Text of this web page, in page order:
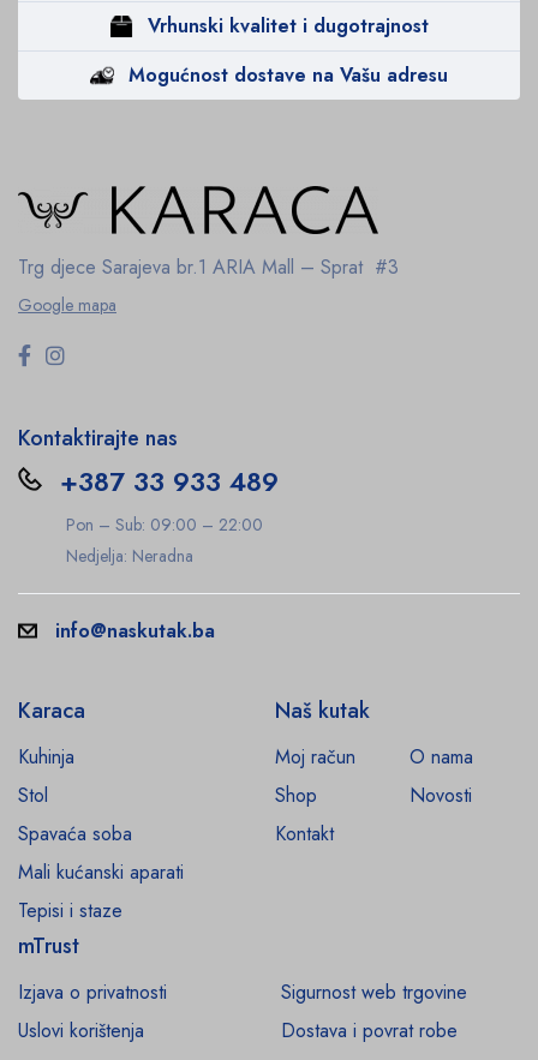
Vrhunski kvalitet i dugotrajnost
Mogućnost dostave na Vašu adresu
Trg djece Sarajeva br.1 ARIA Mall – Sprat #3
Google mapa
Kontaktirajte nas
+387 33 933 489
Pon – Sub: 09:00 – 22:00
Nedjelja: Neradna
info@naskutak.ba
Karaca
Kuhinja
Stol
Spavaća soba
Mali kućanski aparati
Tepisi i staze
Naš kutak
Moj račun
O nama
Shop
Novosti
Kontakt
mTrust
Izjava o privatnosti
Sigurnost web trgovine
Uslovi korištenja
Dostava i povrat robe